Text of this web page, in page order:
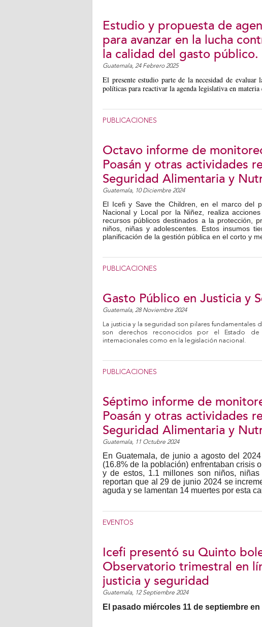
Estudio y propuesta de
para avanzar en la lucha
la calidad del gasto público.
Guatemala, 24 Febrero 2025
El presente estudio parte de la necesidad de evaluar
políticas para reactivar la agenda legislativa en
PUBLICACIONES
Octavo informe de
Poasán y otras actividades
Seguridad Alimentaria y
Guatemala, 10 Diciembre 2024
El Icefi y Save the Children, en el marco del
Nacional y Local por la Niñez, realiza
recursos públicos destinados a la protección,
niños, niñas y adolescentes. Estos insumos
planificación de la gestión pública en el corto y
PUBLICACIONES
Gasto Público en Justicia y
Guatemala, 28 Noviembre 2024
La justicia y la seguridad son pilares fundamentales
son derechos reconocidos por el Estado de
internacionales como en la legislación nacional.
PUBLICACIONES
Séptimo informe de
Poasán y otras actividades
Seguridad Alimentaria y
Guatemala, 11 Octubre 2024
En Guatemala, de junio a agosto del
(16.8% de la población) enfrentaban crisis
y de estos, 1.1 millones son niños,
reportan que al 29 de junio 2024 se
aguda y se lamentan 14 muertes por esta
EVENTOS
Icefi presentó su Quinto
Observatorio trimestral en
justicia y seguridad
Guatemala, 12 Septiembre 2024
El pasado miércoles 11 de septiembre